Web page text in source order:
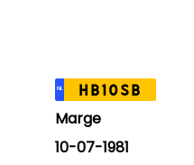
NL HB10SB
Marge
10-07-1981